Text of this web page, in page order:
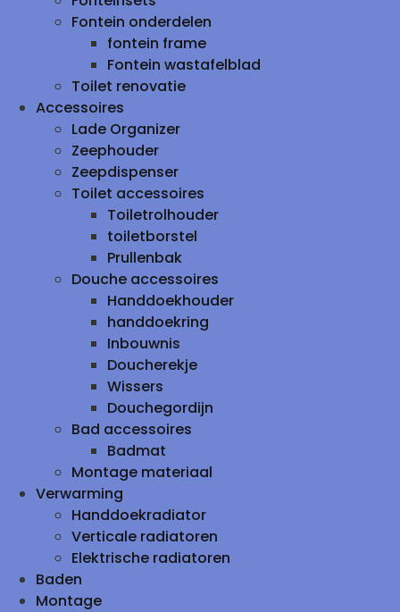
Fontein onderdelen
fontein frame
Fontein wastafelblad
Toilet renovatie
Accessoires
Lade Organizer
Zeephouder
Zeepdispenser
Toilet accessoires
Toiletrolhouder
toiletborstel
Prullenbak
Douche accessoires
Handdoekhouder
handdoekring
Inbouwnis
Doucherekje
Wissers
Douchegordijn
Bad accessoires
Badmat
Montage materiaal
Verwarming
Handdoekradiator
Verticale radiatoren
Elektrische radiatoren
Baden
Montage